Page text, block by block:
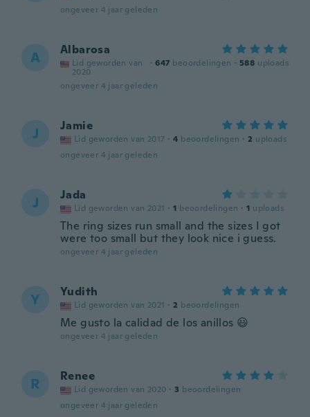
ongeveer 4 jaar geleden
A Albarosa
Lid geworden van
2020
· 647 beoordelingen · 588 uploads
ongeveer 4 jaar geleden
J Jamie
Lid geworden van 2017 · 4 beoordelingen · 2 uploads
ongeveer 4 jaar geleden
J Jada
Lid geworden van 2021 · 1 beoordelingen · 1 uploads
The ring sizes run small and the sizes I got
were too small but they look nice i guess.
ongeveer 4 jaar geleden
Y Yudith
Lid geworden van 2021 · 2 beoordelingen
Me gusto la calidad de los anillos 😃
ongeveer 4 jaar geleden
R Renee
Lid geworden van 2020 · 3 beoordelingen
ongeveer 4 jaar geleden